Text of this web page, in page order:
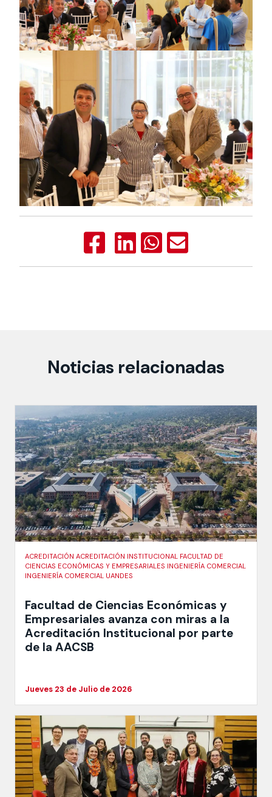
Noticias relacionadas
ACREDITACIÓN ACREDITACIÓN INSTITUCIONAL FACULTAD DE
CIENCIAS ECONÓMICAS Y EMPRESARIALES INGENIERÍA COMERCIAL
INGENIERÍA COMERCIAL UANDES
Facultad de Ciencias Económicas y
Empresariales avanza con miras a la
Acreditación Institucional por parte
de la AACSB
Jueves 23 de Julio de 2026